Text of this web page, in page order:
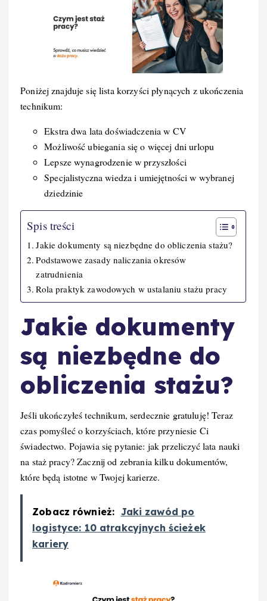
Poniżej znajduje się lista korzyści płynących z ukończenia
technikum:
Ekstra dwa lata doświadczenia w CV
Możliwość ubiegania się o więcej dni urlopu
Lepsze wynagrodzenie w przyszłości
Specjalistyczna wiedza i umiejętności w wybranej
dziedzinie
Spis treści
Jakie dokumenty są niezbędne do obliczenia stażu?
Podstawowe zasady naliczania okresów
zatrudnienia
Rola praktyk zawodowych w ustalaniu stażu pracy
Jakie dokumenty
są niezbędne do
obliczenia stażu?
Jeśli ukończyłeś technikum, serdecznie gratuluję! Teraz
czas pomyśleć o korzyściach, które przyniesie Ci
świadectwo. Pojawia się pytanie: jak przeliczyć lata nauki
na staż pracy? Zacznij od zebrania kilku dokumentów,
które będą istotne w Twojej karierze.
Zobacz również: Jaki zawód po
logistyce: 10 atrakcyjnych ścieżek
kariery